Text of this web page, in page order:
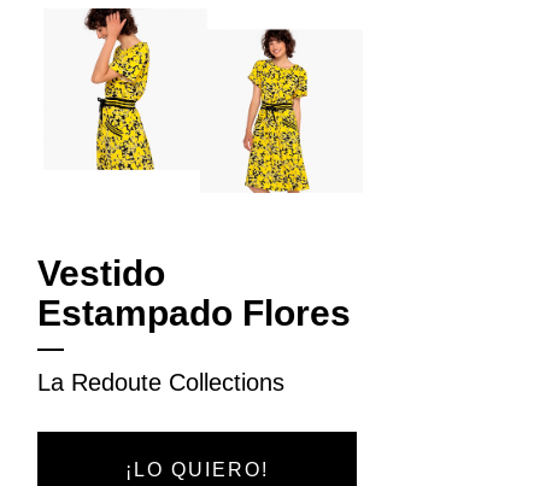
Vestido
Estampado Flores
La Redoute Collections
¡LO QUIERO!